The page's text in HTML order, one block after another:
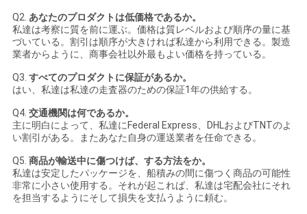
Q2. あなたのプロダクトは低価格であるか。
私達は考察に質を前に運ぶ。価格は質レベルおよび順序の量に基
づいている。割引は順序が大きければ私達から利用できる。製造
業者からように、商事会社以外最もよい価格を持っている。
Q3. すべてのプロダクトに保証があるか。
はい、私達は私達の走査器のための保証1年の供給する。
Q4. 交通機関は何であるか。
主に明白によって、私達にFederal Express、DHLおよびTNTのよ
い割引がある。またあなた自身の運送業者を任命できる。
Q5. 商品が輸送中に傷つけば、する方法をか。
私達は安定したパッケージを、船積みの間に傷つく商品の可能性
非常に小さい使用する。それが起これば、私達は宅配会社にそれ
を担当するようにそして損失を支払うように頼む。